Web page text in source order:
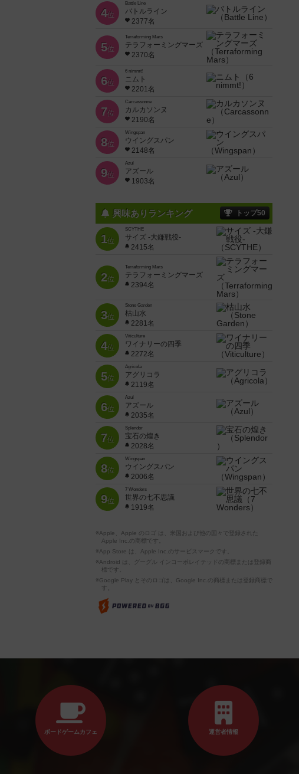
4位
Battle Line
バトルライン
2377名
5位
Terraforming Mars
テラフォーミングマーズ
2370名
6位
6 nimmt!
ニムト
2201名
7位
Carcassonne
カルカソンヌ
2190名
8位
Wingspan
ウイングスパン
2148名
9位
Azul
アズール
1903名
興味ありランキング トップ50
1位
SCYTHE
サイズ -大鎌戦役-
2415名
2位
Terraforming Mars
テラフォーミングマーズ
2394名
3位
Stone Garden
枯山水
2281名
4位
Viticulture
ワイナリーの四季
2272名
5位
Agricola
アグリコラ
2119名
6位
Azul
アズール
2035名
7位
Splendor
宝石の煌き
2028名
8位
Wingspan
ウイングスパン
2006名
9位
7 Wonders
世界の七不思議
1919名
※Apple、Apple のロゴ は、米国および他の国々で登録された
Apple Inc.の商標です。
※App Store は、Apple Inc.のサービスマークです。
※Android は、グーグル インコーポレイテッドの商標または登録商
標です。
※Google Play とそのロゴは、Google Inc.の商標または登録商標で
す。
ボードゲームカフェ 運営者情報